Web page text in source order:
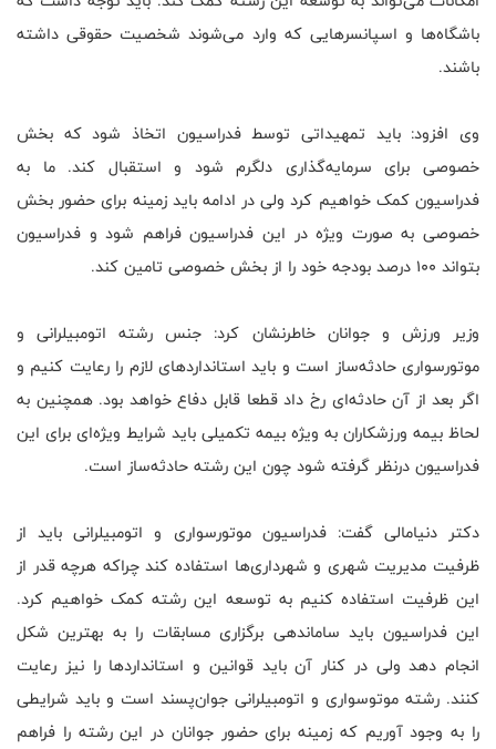
باشگاه‌ها و اسپانسرهایی که وارد می‌شوند شخصیت حقوقی داشته
باشند.
وی افزود: باید تمهیداتی توسط فدراسیون اتخاذ شود که بخش
خصوصی برای سرمایه‌گذاری دلگرم شود و استقبال کند. ما به
فدراسیون کمک خواهیم کرد ولی در ادامه باید زمینه برای حضور بخش
خصوصی به صورت ویژه در این فدراسیون فراهم شود و فدراسیون
بتواند 100 درصد بودجه خود را از بخش خصوصی تامین کند.
وزیر ورزش و جوانان خاطرنشان کرد: جنس رشته اتومبیلرانی و
موتورسواری حادثه‌ساز است و باید استانداردهای لازم را رعایت کنیم و
اگر بعد از آن حادثه‌ای رخ داد قطعا قابل دفاع خواهد بود. همچنین به
لحاظ بیمه ورزشکاران به ویژه بیمه تکمیلی باید شرایط ویژه‌ای برای این
فدراسیون درنظر گرفته شود چون این رشته حادثه‌‌ساز است.
دکتر دنیامالی گفت: فدراسیون موتورسواری و اتومبیلرانی باید از
ظرفیت مدیریت شهری و شهرداری‌ها استفاده کند چراکه هرچه قدر از
این ظرفیت استفاده کنیم به توسعه این رشته کمک خواهیم کرد.
این فدراسیون باید ساماندهی برگزاری مسابقات را به بهترین شکل
انجام دهد ولی در کنار آن باید قوانین و استانداردها را نیز رعایت
کنند. رشته موتوسواری و اتومبیلرانی جوان‌پسند است و باید شرایطی
را به وجود آوریم که زمینه برای حضور جوانان در این رشته را فراهم